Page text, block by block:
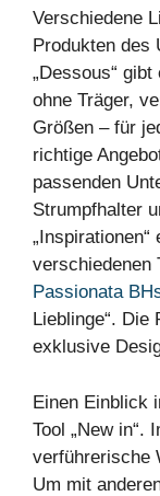
Verschiedene
Produkten des
„Dessous“
ohne Träger,
Größen – für
richtige
passenden
Strumpfhalter
verschiedenen
Passionata
Lieblinge“. Die
exklusive
Einen Einblick
Tool „New in“.
verführerische
Um mit